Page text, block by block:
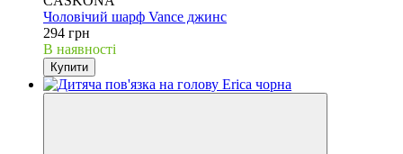
Чоловічий шарф Vance джинс
294 грн
В наявності
Купити